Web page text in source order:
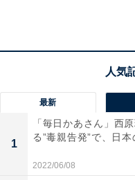
最新
1
「毎日かあさん」西
る”毒親告発”で、日
2022/06/08